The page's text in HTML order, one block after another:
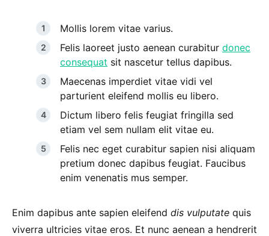
Mollis lorem vitae varius.
Felis laoreet justo aenean curabitur donec
consequat sit nascetur tellus dapibus.
Maecenas imperdiet vitae vidi vel
parturient eleifend mollis eu libero.
Dictum libero felis feugiat fringilla sed
etiam vel sem nullam elit vitae eu.
Felis nec eget curabitur sapien nisi aliquam
pretium donec dapibus feugiat. Faucibus
enim venenatis mus semper.
Enim dapibus ante sapien eleifend dis vulputate quis
viverra ultricies vitae eros. Et nunc aenean a hendrerit